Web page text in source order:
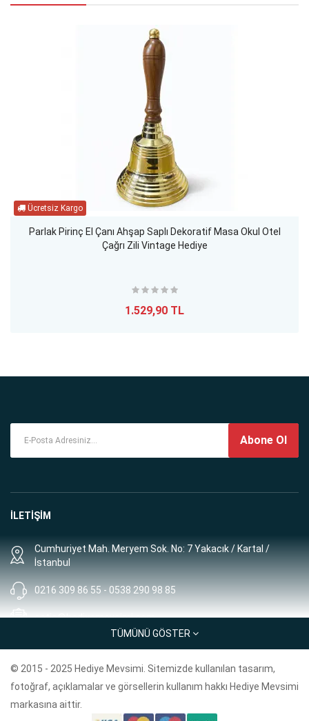
Parlak Pirinç El Çanı Ahşap Saplı Dekoratif Masa Okul Otel
Çağrı Zili Vintage Hediye
1.529,90 TL
Abone Ol
İLETİŞİM
Cumhuriyet Mah. Meryem Sok. No: 7 Yakacık / Kartal /
İstanbul
0216 309 86 55 - 0538 290 98 85
satis@hediyemevsimi.com
BİLGİLER
TÜMÜNÜ GÖSTER
© 2015 - 2025 Hediye Mevsimi. Sitemizde kullanılan tasarım,
fotoğraf, açıklamalar ve görsellerin kullanım hakkı Hediye Mevsimi
markasına aittir.